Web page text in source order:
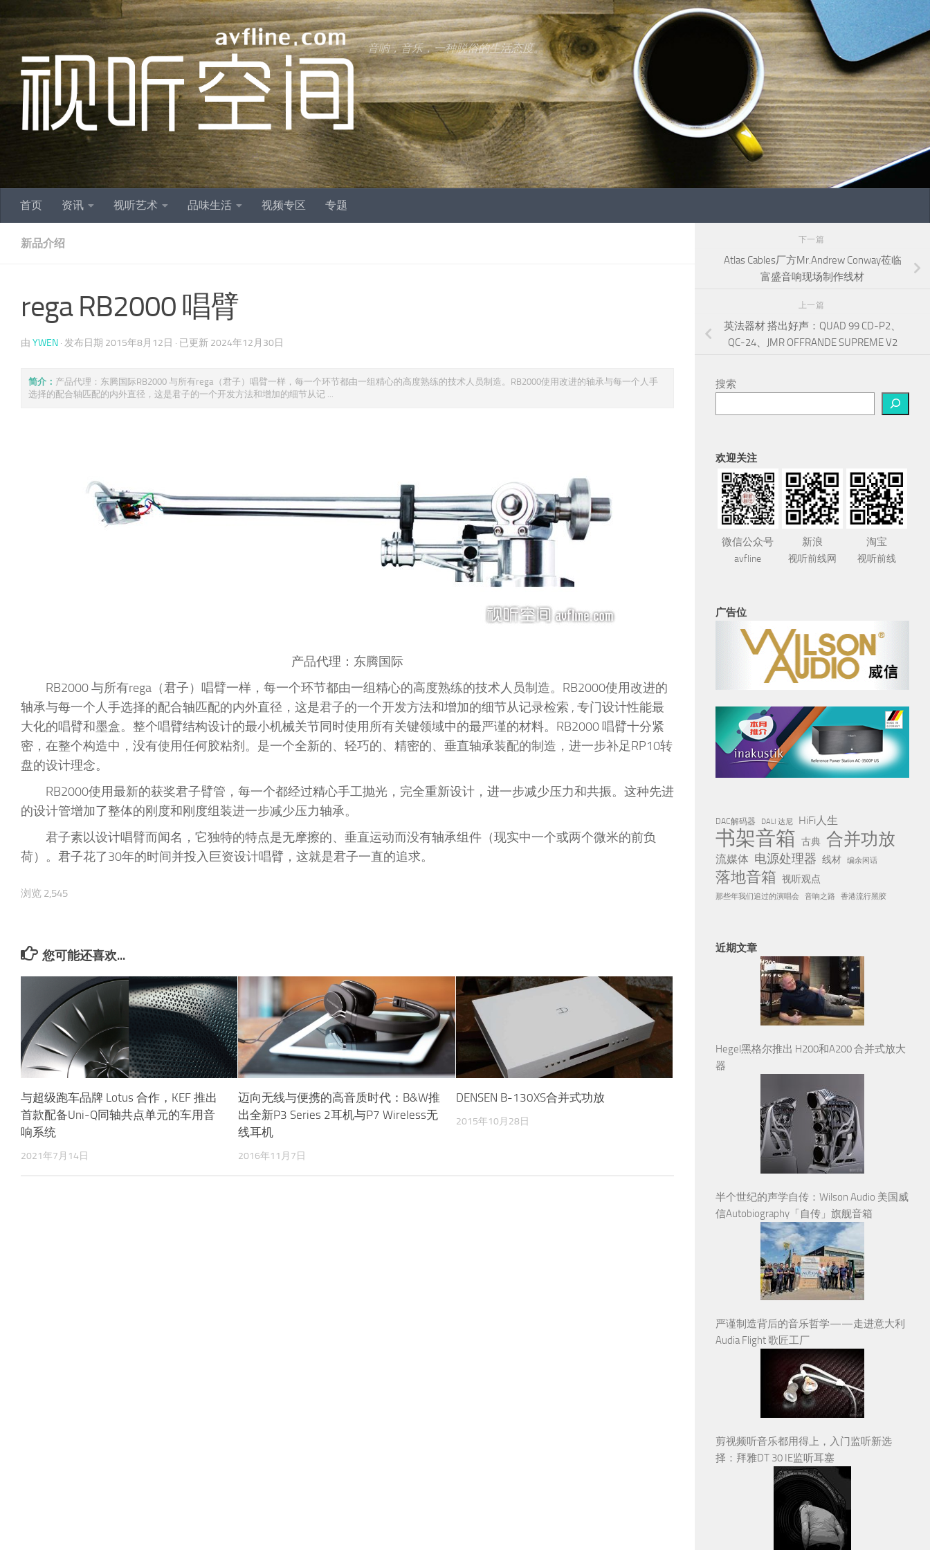
跳至内容
音响，音乐，一种脱俗的生活态度。
首页 资讯 视听艺术 品味生活 视频专区 专题
新品介绍
rega RB2000 唱臂
由 YWEN · 发布日期 2015年8月12日 · 已更新 2024年12月30日
简介： 产品代理：东腾国际RB2000 与所有rega（君子）唱臂一样，每一个环节都由一组精心的高度熟练的技术人员制造。RB2000使用改进的轴承与每一个人手
选择的配合轴匹配的内外直径，这是君子的一个开发方法和增加的细节从记 ...
产品代理：东腾国际
RB2000 与所有rega（君子）唱臂一样，每一个环节都由一组精心的高度熟练的技术人员制造。RB2000使用改进的
轴承与每一个人手选择的配合轴匹配的内外直径，这是君子的一个开发方法和增加的细节从记录检索 , 专门设计性能最
大化的唱臂和墨盒。整个唱臂结构设计的最小机械关节同时使用所有关键领域中的最严谨的材料。RB2000 唱臂十分紧
密，在整个构造中，没有使用任何胶粘剂。是一个全新的、轻巧的、精密的、垂直轴承装配的制造，进一步补足RP10转
盘的设计理念。
RB2000使用最新的获奖君子臂管，每一个都经过精心手工抛光，完全重新设计，进一步减少压力和共振。这种先进
的设计管增加了整体的刚度和刚度组装进一步减少压力轴承。
君子素以设计唱臂而闻名，它独特的特点是无摩擦的、垂直运动而没有轴承组件（现实中一个或两个微米的前负
荷）。君子花了30年的时间并投入巨资设计唱臂，这就是君子一直的追求。
浏览 2,545
您可能还喜欢...
与超级跑车品牌 Lotus 合作，KEF 推出
首款配备Uni-Q同轴共点单元的车用音
响系统
2021年7月14日
迈向无线与便携的高音质时代：B&W推
出全新P3 Series 2耳机与P7 Wireless无
线耳机
2016年11月7日
DENSEN B-130XS合并式功放
2015年10月28日
下一篇
Atlas Cables厂方Mr.Andrew Conway莅临
富盛音响现场制作线材
上一篇
英法器材 搭出好声：QUAD 99 CD-P2、
QC-24、JMR OFFRANDE SUPREME V2
搜索
欢迎关注
微信公众号
avfline
新浪
视听前线网
淘宝
视听前线
广告位
DAC解码器 DALI 达尼 HiFi人生
书架音箱 古典 合并功放
流媒体 电源处理器 线材 编余闲话
落地音箱 视听观点
那些年我们追过的演唱会 音响之路 香港流行黑胶
近期文章
Hegel黑格尔推出 H200和A200 合并式放大
器
半个世纪的声学自传：Wilson Audio 美国威
信Autobiography「自传」旗舰音箱
严谨制造背后的音乐哲学——走进意大利
Audia Flight 歌匠工厂
剪视频听音乐都用得上，入门监听新选
择：拜雅DT 30 IE监听耳塞